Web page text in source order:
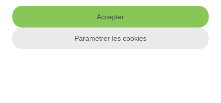
conformeSécuritéPlan du site
Nous connaitre
Accepter
Paramétrer les cookies